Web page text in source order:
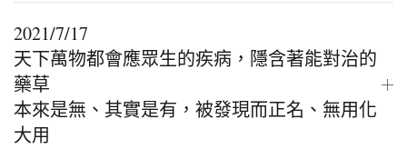
2021/7/17
天下萬物都會應眾生的疾病，隱含著能對治的
藥草
本來是無、其實是有，被發現而正名、無用化
大用